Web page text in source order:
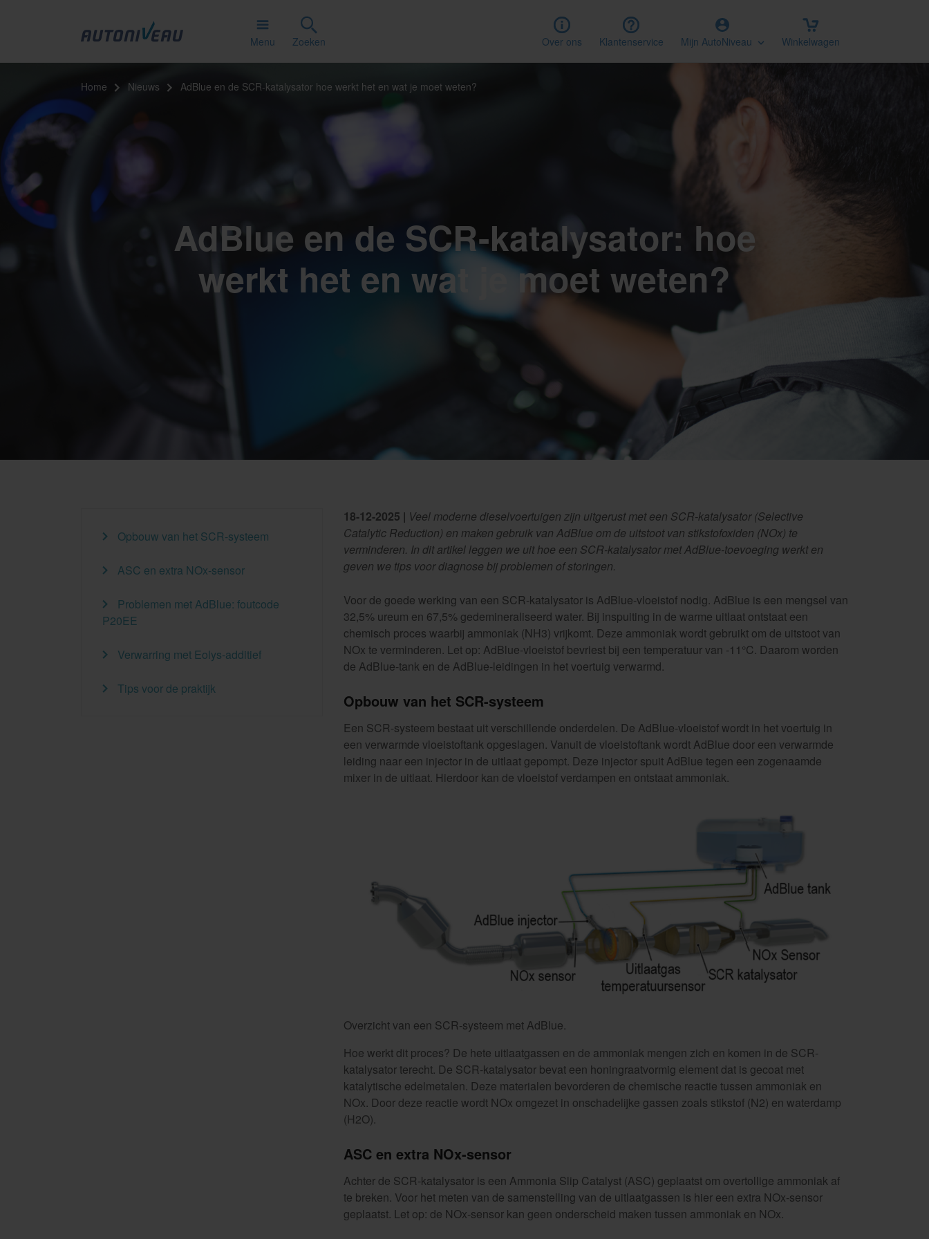
Menu Zoeken Over ons Klantenservice Mijn AutoNiveau Winkelwagen
Home Nieuws AdBlue en de SCR-katalysator hoe werkt het en wat je moet weten?
AdBlue en de SCR-katalysator: hoe
werkt het en wat je moet weten?
Opbouw van het SCR-systeem
ASC en extra NOx-sensor
Problemen met AdBlue: foutcode
P20EE
Verwarring met Eolys-additief
Tips voor de praktijk
18-12-2025 | Veel moderne dieselvoertuigen zijn uitgerust met een SCR-katalysator (Selective
Catalytic Reduction) en maken gebruik van AdBlue om de uitstoot van stikstofoxiden (NOx) te
verminderen. In dit artikel leggen we uit hoe een SCR-katalysator met AdBlue-toevoeging werkt en
geven we tips voor diagnose bij problemen of storingen.
Voor de goede werking van een SCR-katalysator is AdBlue-vloeistof nodig. AdBlue is een mengsel van
32,5% ureum en 67,5% gedemineraliseerd water. Bij inspuiting in de warme uitlaat ontstaat een
chemisch proces waarbij ammoniak (NH3) vrijkomt. Deze ammoniak wordt gebruikt om de uitstoot van
NOx te verminderen. Let op: AdBlue-vloeistof bevriest bij een temperatuur van -11°C. Daarom worden
de AdBlue-tank en de AdBlue-leidingen in het voertuig verwarmd.
Opbouw van het SCR-systeem
Een SCR-systeem bestaat uit verschillende onderdelen. De AdBlue-vloeistof wordt in het voertuig in
een verwarmde vloeistoftank opgeslagen. Vanuit de vloeistoftank wordt AdBlue door een verwarmde
leiding naar een injector in de uitlaat gepompt. Deze injector spuit AdBlue tegen een zogenaamde
mixer in de uitlaat. Hierdoor kan de vloeistof verdampen en ontstaat ammoniak.
Overzicht van een SCR-systeem met AdBlue.
Hoe werkt dit proces? De hete uitlaatgassen en de ammoniak mengen zich en komen in de SCR-
katalysator terecht. De SCR-katalysator bevat een honingraatvormig element dat is gecoat met
katalytische edelmetalen. Deze materialen bevorderen de chemische reactie tussen ammoniak en
NOx. Door deze reactie wordt NOx omgezet in onschadelijke gassen zoals stikstof (N2) en waterdamp
(H2O).
ASC en extra NOx-sensor
Achter de SCR-katalysator is een Ammonia Slip Catalyst (ASC) geplaatst om overtollige ammoniak af
te breken. Voor het meten van de samenstelling van de uitlaatgassen is hier een extra NOx-sensor
geplaatst. Let op: de NOx-sensor kan geen onderscheid maken tussen ammoniak en NOx.